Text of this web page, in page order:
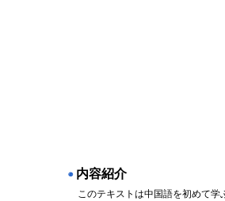
◉ 内容紹介
このテキストは中国語を初めて学